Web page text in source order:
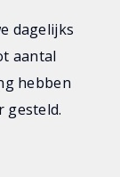
dagelijks
aantal
hebben
gesteld.